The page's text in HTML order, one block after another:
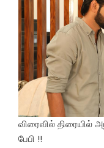
விரைவில் திரையில்
பேபி !!